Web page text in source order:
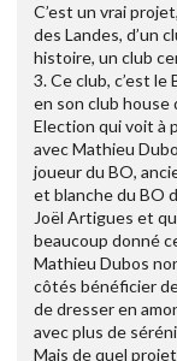
C’est un vrai
des Landes, d’un
histoire, un club
3. Ce club, c’est
en son club house
Election qui voit à
avec Mathieu
joueur du BO,
et blanche du BO
Joël Artigues et
beaucoup donné
Mathieu Dubos
côtés bénéficier de
de dresser en
avec plus de
Mais de quel